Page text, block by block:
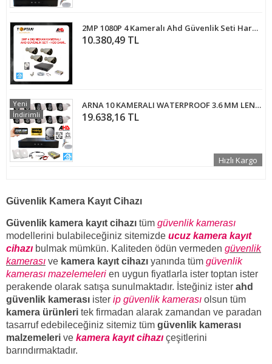
2MP 1080P 4 Kameralı Ahd Güvenlik Seti Harddisk Dahil ARNA-7424
10.380,49 TL
ARNA 10 KAMERALI WATERPROOF 3.6 MM LENS 1080P H.265 500 GB HDD DAHİL AHD GÜVENLİK SETİ - ST21050
19.638,16 TL
Yeni
İndirimli
Hızlı Kargo
Güvenlik Kamera Kayıt Cihazı
Güvenlik kamera kayıt cihazı tüm güvenlik kamerası
modellerini bulabileceğiniz sitemizde ucuz kamera kayıt
cihazı bulmak mümkün. Kaliteden ödün vermeden güvenlik
kamerası ve kamera kayıt cihazı yanında tüm güvenlik
kamerası mazelemeleri en uygun fiyatlarla ister toptan ister
perakende olarak satışa sunulmaktadır. İsteğiniz ister ahd
güvenlik kamerası ister ip güvenlik kamerası olsun tüm
kamera ürünleri tek firmadan alarak zamandan ve paradan
tasarruf edebileceğiniz sitemiz tüm güvenlik kamerası
malzemeleri ve kamera kayıt cihazı çeşitlerini
barındırmaktadır.